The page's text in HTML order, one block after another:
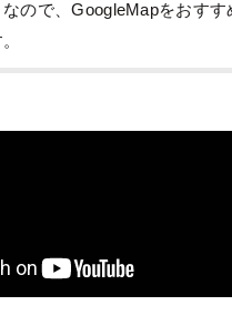
なので、GoogleMapをおすす